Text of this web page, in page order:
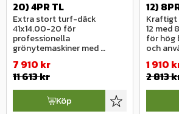
20) 4PR TL
Extra stort turf-däck
41x14.00-20 för
professionella
grönytemaskiner med
drift och minimal
markpåverkan.
7 910 kr
11 613kr
Lägg till i
Köp
12)
Kraftigt
12 med
för hög
och
1 910
2 813